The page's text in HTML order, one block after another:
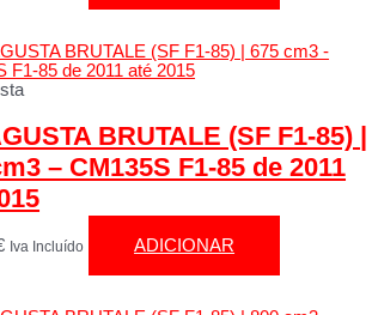
BRUTALE (SF F1-85) |
– CM135S F1-85 de 2011
Iva Incluído ADICIONAR